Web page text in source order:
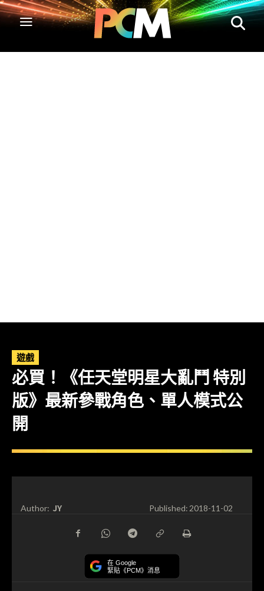
遊戲
必買！《任天堂明星大亂鬥 特別
版》最新參戰角色、單人模式公
開
Author: JY Published:2018-11-02
在 Google
緊貼《PCM》消息